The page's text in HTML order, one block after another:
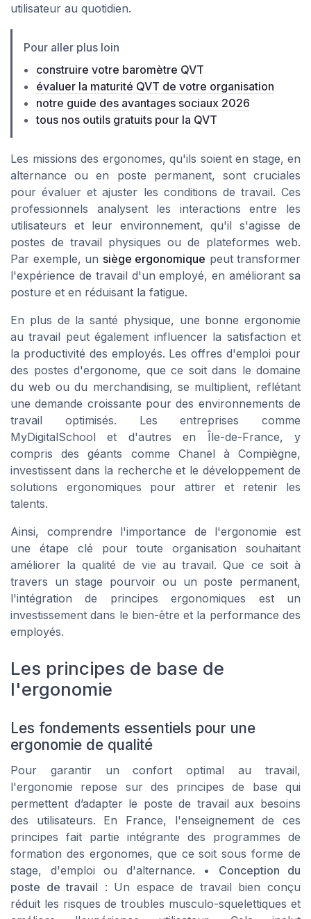
utilisateur au quotidien.
Pour aller plus loin
construire votre baromètre QVT
évaluer la maturité QVT de votre organisation
notre guide des avantages sociaux 2026
tous nos outils gratuits pour la QVT
Les missions des ergonomes, qu'ils soient en stage, en
alternance ou en poste permanent, sont cruciales
pour évaluer et ajuster les conditions de travail. Ces
professionnels analysent les interactions entre les
utilisateurs et leur environnement, qu'il s'agisse de
postes de travail physiques ou de plateformes web.
Par exemple, un siège ergonomique peut transformer
l'expérience de travail d'un employé, en améliorant sa
posture et en réduisant la fatigue.
En plus de la santé physique, une bonne ergonomie
au travail peut également influencer la satisfaction et
la productivité des employés. Les offres d'emploi pour
des postes d'ergonome, que ce soit dans le domaine
du web ou du merchandising, se multiplient, reflétant
une demande croissante pour des environnements de
travail optimisés. Les entreprises comme
MyDigitalSchool et d'autres en Île-de-France, y
compris des géants comme Chanel à Compiègne,
investissent dans la recherche et le développement de
solutions ergonomiques pour attirer et retenir les
talents.
Ainsi, comprendre l'importance de l'ergonomie est
une étape clé pour toute organisation souhaitant
améliorer la qualité de vie au travail. Que ce soit à
travers un stage pourvoir ou un poste permanent,
l'intégration de principes ergonomiques est un
investissement dans le bien-être et la performance des
employés.
Les principes de base de
l'ergonomie
Les fondements essentiels pour une
ergonomie de qualité
Pour garantir un confort optimal au travail,
l'ergonomie repose sur des principes de base qui
permettent d’adapter le poste de travail aux besoins
des utilisateurs. En France, l'enseignement de ces
principes fait partie intégrante des programmes de
formation des ergonomes, que ce soit sous forme de
stage, d'emploi ou d'alternance. • Conception du
poste de travail : Un espace de travail bien conçu
réduit les risques de troubles musculo-squelettiques et